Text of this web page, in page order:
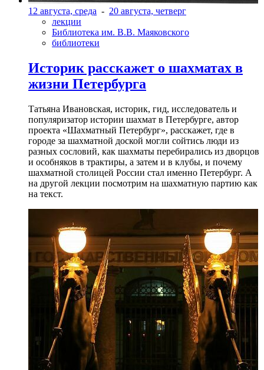
12 августа, среда - 20 августа, четверг
лекции
Библиотека им. В.В. Маяковского
библиотеки
Историк расскажет о шахматах в
жизни Петербурга
Татьяна Ивановская, историк, гид, исследователь и
популяризатор истории шахмат в Петербурге, автор
проекта «Шахматный Петербург», расскажет, где в
городе за шахматной доской могли сойтись люди из
разных сословий, как шахматы перебирались из дворцов
и особняков в трактиры, а затем и в клубы, и почему
шахматной столицей России стал именно Петербург. А
на другой лекции посмотрим на шахматную партию как
на текст.